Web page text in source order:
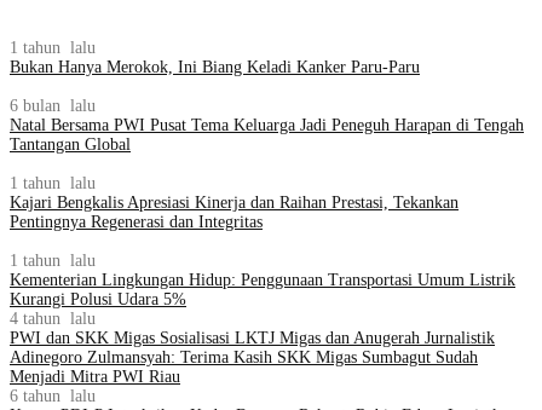
1 tahun lalu
Bukan Hanya Merokok, Ini Biang Keladi Kanker Paru-Paru
6 bulan lalu
Natal Bersama PWI Pusat Tema Keluarga Jadi Peneguh Harapan di Tengah
Tantangan Global
1 tahun lalu
Kajari Bengkalis Apresiasi Kinerja dan Raihan Prestasi, Tekankan
Pentingnya Regenerasi dan Integritas
1 tahun lalu
Kementerian Lingkungan Hidup: Penggunaan Transportasi Umum Listrik
Kurangi Polusi Udara 5%
4 tahun lalu
PWI dan SKK Migas Sosialisasi LKTJ Migas dan Anugerah Jurnalistik
Adinegoro Zulmansyah: Terima Kasih SKK Migas Sumbagut Sudah
Menjadi Mitra PWI Riau
6 tahun lalu